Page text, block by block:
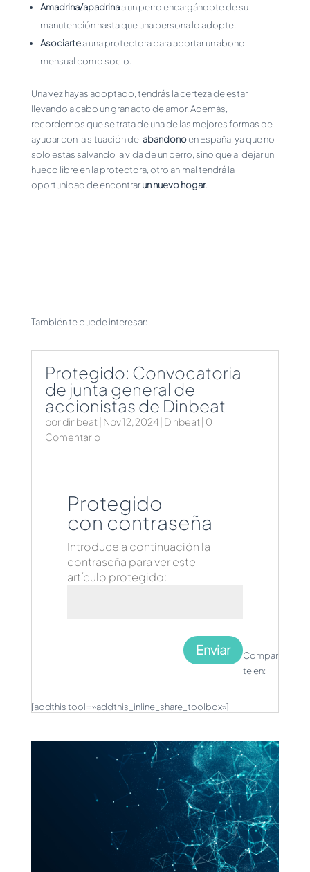
Amadrina/apadrinaa un perro encargándote de su
manutención hasta que una persona lo adopte.
Asociartea una protectora para aportar un abono
mensual como socio.
Una vez hayas adoptado, tendrás la certeza de estar
llevando a cabo un gran acto de amor. Además,
recordemos que se trata de una de las mejores formas de
ayudar con la situación del abandonoen España, ya que no
solo estás salvando la vida de un perro, sino que al dejar un
hueco libre en la protectora, otro animal tendrá la
oportunidad de encontrarun nuevo hogar.
También te puede interesar:
Protegido: Convocatoria
de junta general de
accionistas de Dinbeat
pordinbeat | Nov 12, 2024| Dinbeat | 0
Comentario
Protegido
con contraseña
Introduce a continuación la
contraseña para ver este
artículo protegido:
Enviar
Compar
te en:
[addthis tool=»addthis_inline_share_toolbox»]